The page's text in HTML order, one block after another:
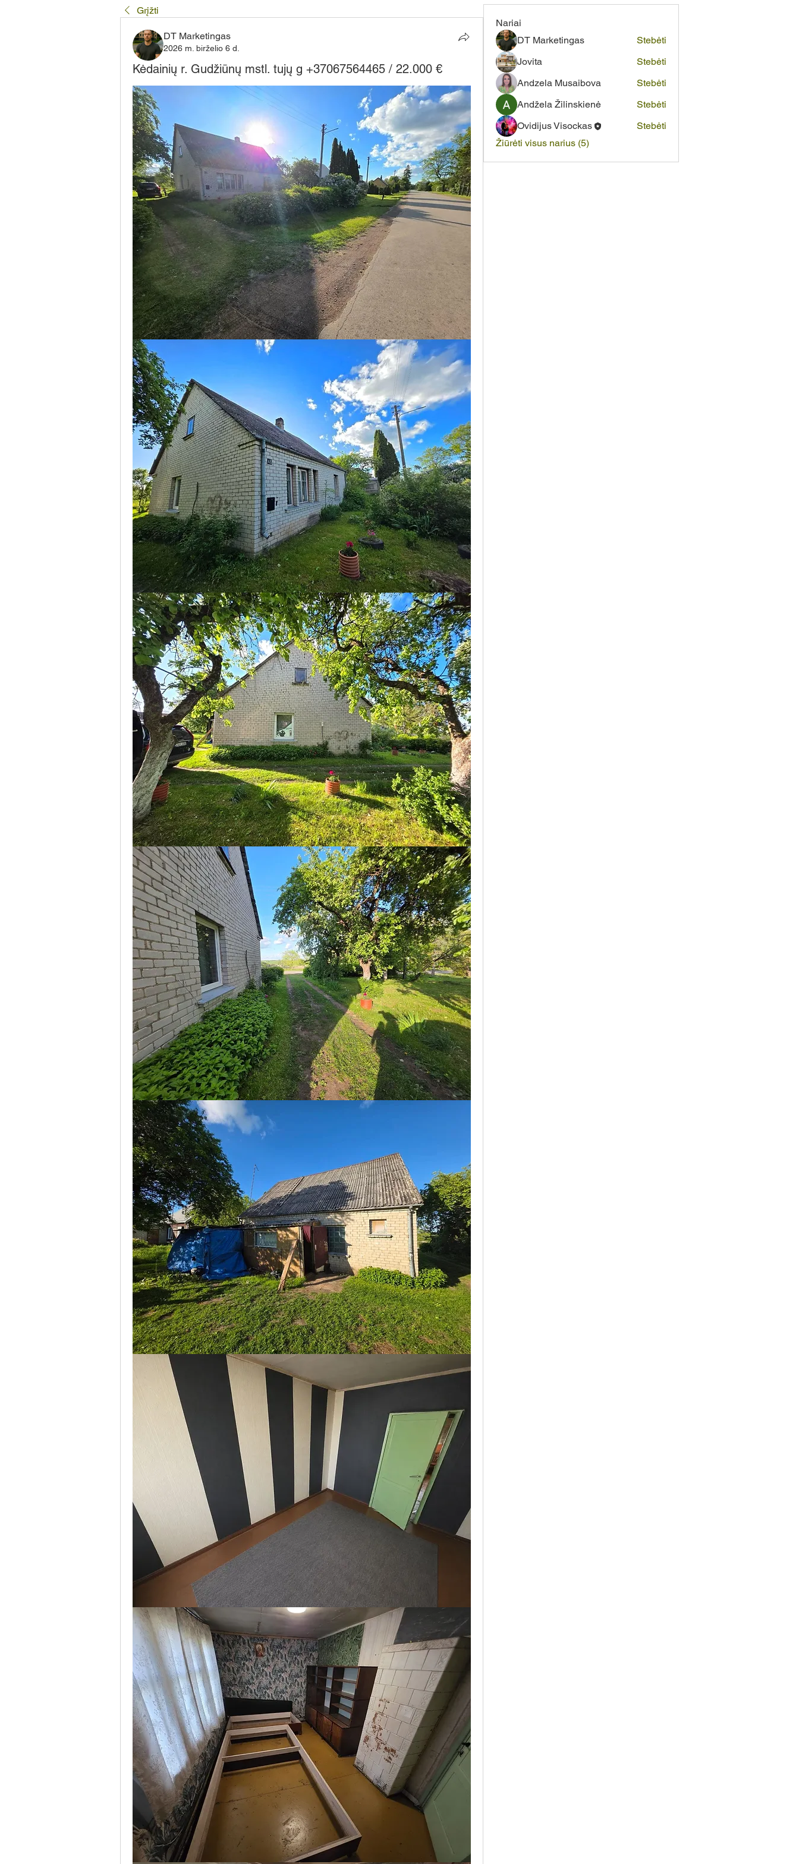
Grįžti
DT Marketingas
2026 m. birželio 6 d.
Kėdainių r. Gudžiūnų mstl. tujų g +37067564465 / 22.000 €
Nariai
DT Marketingas
Stebėti
Jovita
Stebėti
Andzela Musaibova
Stebėti
Andžela Žilinskienė
Stebėti
Ovidijus Visockas
Stebėti
Žiūrėti visus narius (5)